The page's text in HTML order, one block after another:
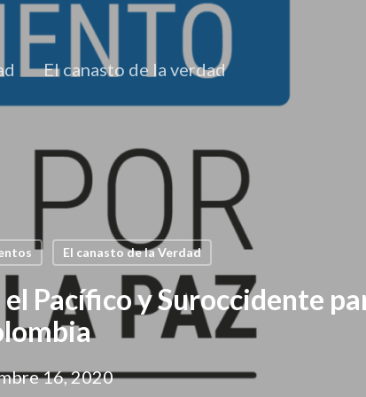
El canasto de la verdad
El canasto de la Verdad
Pacífico y Suroccidente
16, 2020